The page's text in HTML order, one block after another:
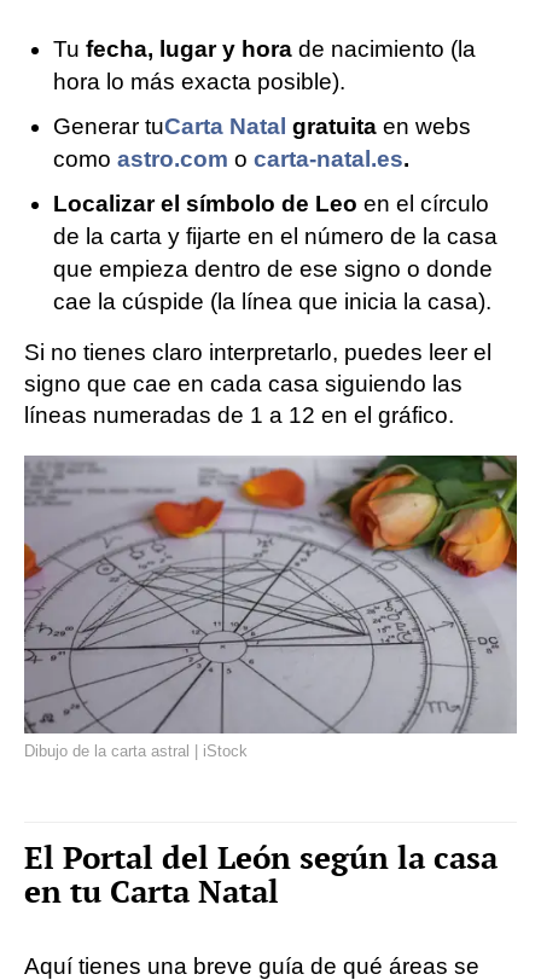
Tufecha, lugar y horade nacimiento (la
hora lo más exacta posible).
Generar tuCarta Natalgratuita en webs
como astro.com ocarta-natal.es.
Localizar el símbolo de Leo en el círculo
de la carta y fijarte en el número de la casa
que empieza dentro de ese signo o donde
cae la cúspide (la línea que inicia la casa).
Si no tienes claro interpretarlo, puedes leer el
signo que cae en cada casa siguiendo las
líneas numeradas de 1 a 12 en el gráfico.
Dibujo de la carta astral | iStock
El Portal del León según la casa
en tu Carta Natal
Aquí tienes una breve guía de qué áreas se